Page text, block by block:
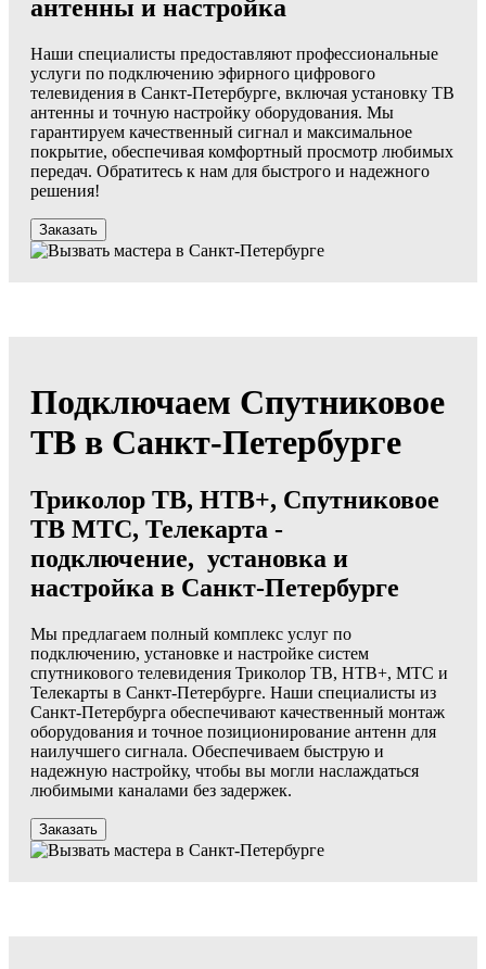
антенны и настройка
Наши специалисты предоставляют профессиональные
услуги по подключению эфирного цифрового
телевидения в Санкт-Петербурге, включая установку ТВ
антенны и точную настройку оборудования. Мы
гарантируем качественный сигнал и максимальное
покрытие, обеспечивая комфортный просмотр любимых
передач. Обратитесь к нам для быстрого и надежного
решения!
Заказать
Подключаем Спутниковое
ТВ в Санкт-Петербурге
Триколор ТВ, НТВ+, Спутниковое
ТВ МТС, Телекарта -
подключение, установка и
настройка в Санкт-Петербурге
Мы предлагаем полный комплекс услуг по
подключению, установке и настройке систем
спутникового телевидения Триколор ТВ, НТВ+, МТС и
Телекарты в Санкт-Петербурге. Наши специалисты из
Санкт-Петербурга обеспечивают качественный монтаж
оборудования и точное позиционирование антенн для
наилучшего сигнала. Обеспечиваем быструю и
надежную настройку, чтобы вы могли наслаждаться
любимыми каналами без задержек.
Заказать